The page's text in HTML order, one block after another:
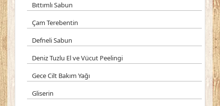
Bıttımlı Sabun
Çam Terebentin
Defneli Sabun
Deniz Tuzlu El ve Vücut Peelingi
Gece Cilt Bakım Yağı
Gliserin